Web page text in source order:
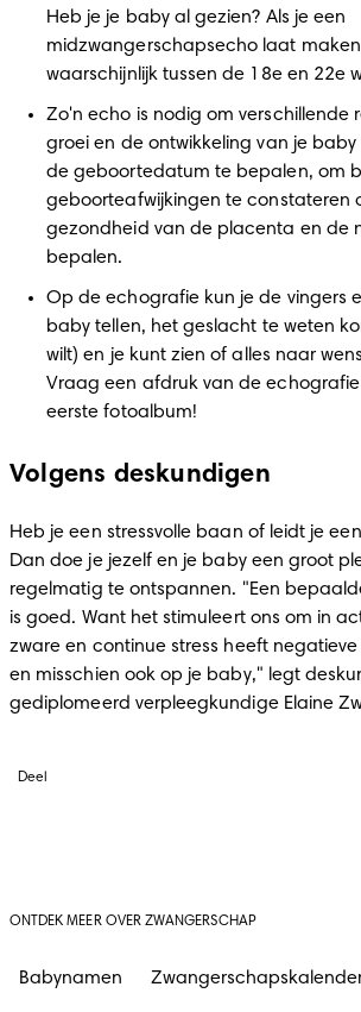
Heb je je baby al gezien? Als je een
midzwangerschapsecho laat
waarschijnlijk tussen de 18e en 22e
Zo'n echo is nodig om verschillende
groei en de ontwikkeling van je
de geboortedatum te bepalen, om
geboorteafwijkingen te constateren
gezondheid van de placenta en de
bepalen.
Op de echografie kun je de vingers
baby tellen, het geslacht te weten
wilt) en je kunt zien of alles naar
Vraag een afdruk van de echografie
eerste fotoalbum!
Volgens deskundigen
Heb je een stressvolle baan of leidt je
Dan doe je jezelf en je baby een groot
regelmatig te ontspannen. "Een
is goed. Want het stimuleert ons om in
zware en continue stress heeft
en misschien ook op je baby," legt
gediplomeerd verpleegkundige Elaine
Deel
ONTDEK MEER OVER ZWANGERSCHAP
Babynamen